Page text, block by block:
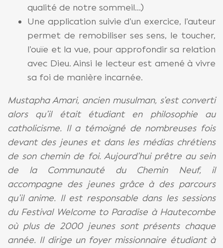
qualité de notre sommeil…)
Une application suivie d’un exercice, l’auteur
permet de remobiliser ses sens, le toucher,
l’ouïe et la vue, pour approfondir sa relation
avec Dieu. Ainsi le lecteur est amené à vivre
sa foi de manière incarnée.
Mustapha Amari, ancien musulman, s’est converti
alors qu’il était étudiant en philosophie au
catholicisme. Il a témoigné de nombreuses fois
devant des jeunes et dans les médias chrétiens
de son chemin de foi. Aujourd’hui prêtre au sein
de la Communauté du Chemin Neuf, il
accompagne des jeunes grâce à des parcours
qu’il anime. Il est responsable dans les sessions
du Festival Welcome to Paradise à Hautecombe
où plus de 2000 jeunes sont présents chaque
année. Il dirige un foyer missionnaire étudiant à